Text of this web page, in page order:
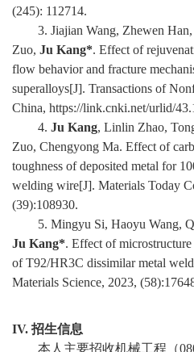
科
园
合
交
(245): 112714.
3. Jiajian Wang, Zhewen
Zuo, Ju Kang*. Effect of
flow behavior and fracture
superalloys[J]. Transactions of
China, https://link.cnki.net/urlid/
4. Ju Kang, Linlin Zhao,
Zuo, Chengyong Ma. Effect of
toughness of deposited metal for
welding wire[J]. Materials Today
(39):108930.
5. Mingyu Si, Haoyu Wang,
Ju Kang*. Effect of
of T92/HR3C dissimilar metal
Materials Science, 2023,
IV. 招生信息
本人主要招收机械工程（